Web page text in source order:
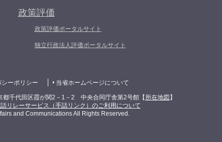
政策評価
政策評価ポータルサイト
独立行政法人評価ポータルサイト
シーポリシー 当省ホームページについて
千代田区霞が関2－1－2 中央合同庁舎第2号館【 所在地図 】
リレーサービス（手話リンク）のご利用について
and Communications All Rights Reserved.